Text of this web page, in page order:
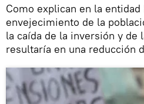
Como explican en la entidad
envejecimiento de la
la caída de la inversión y de
resultaría en una reducción